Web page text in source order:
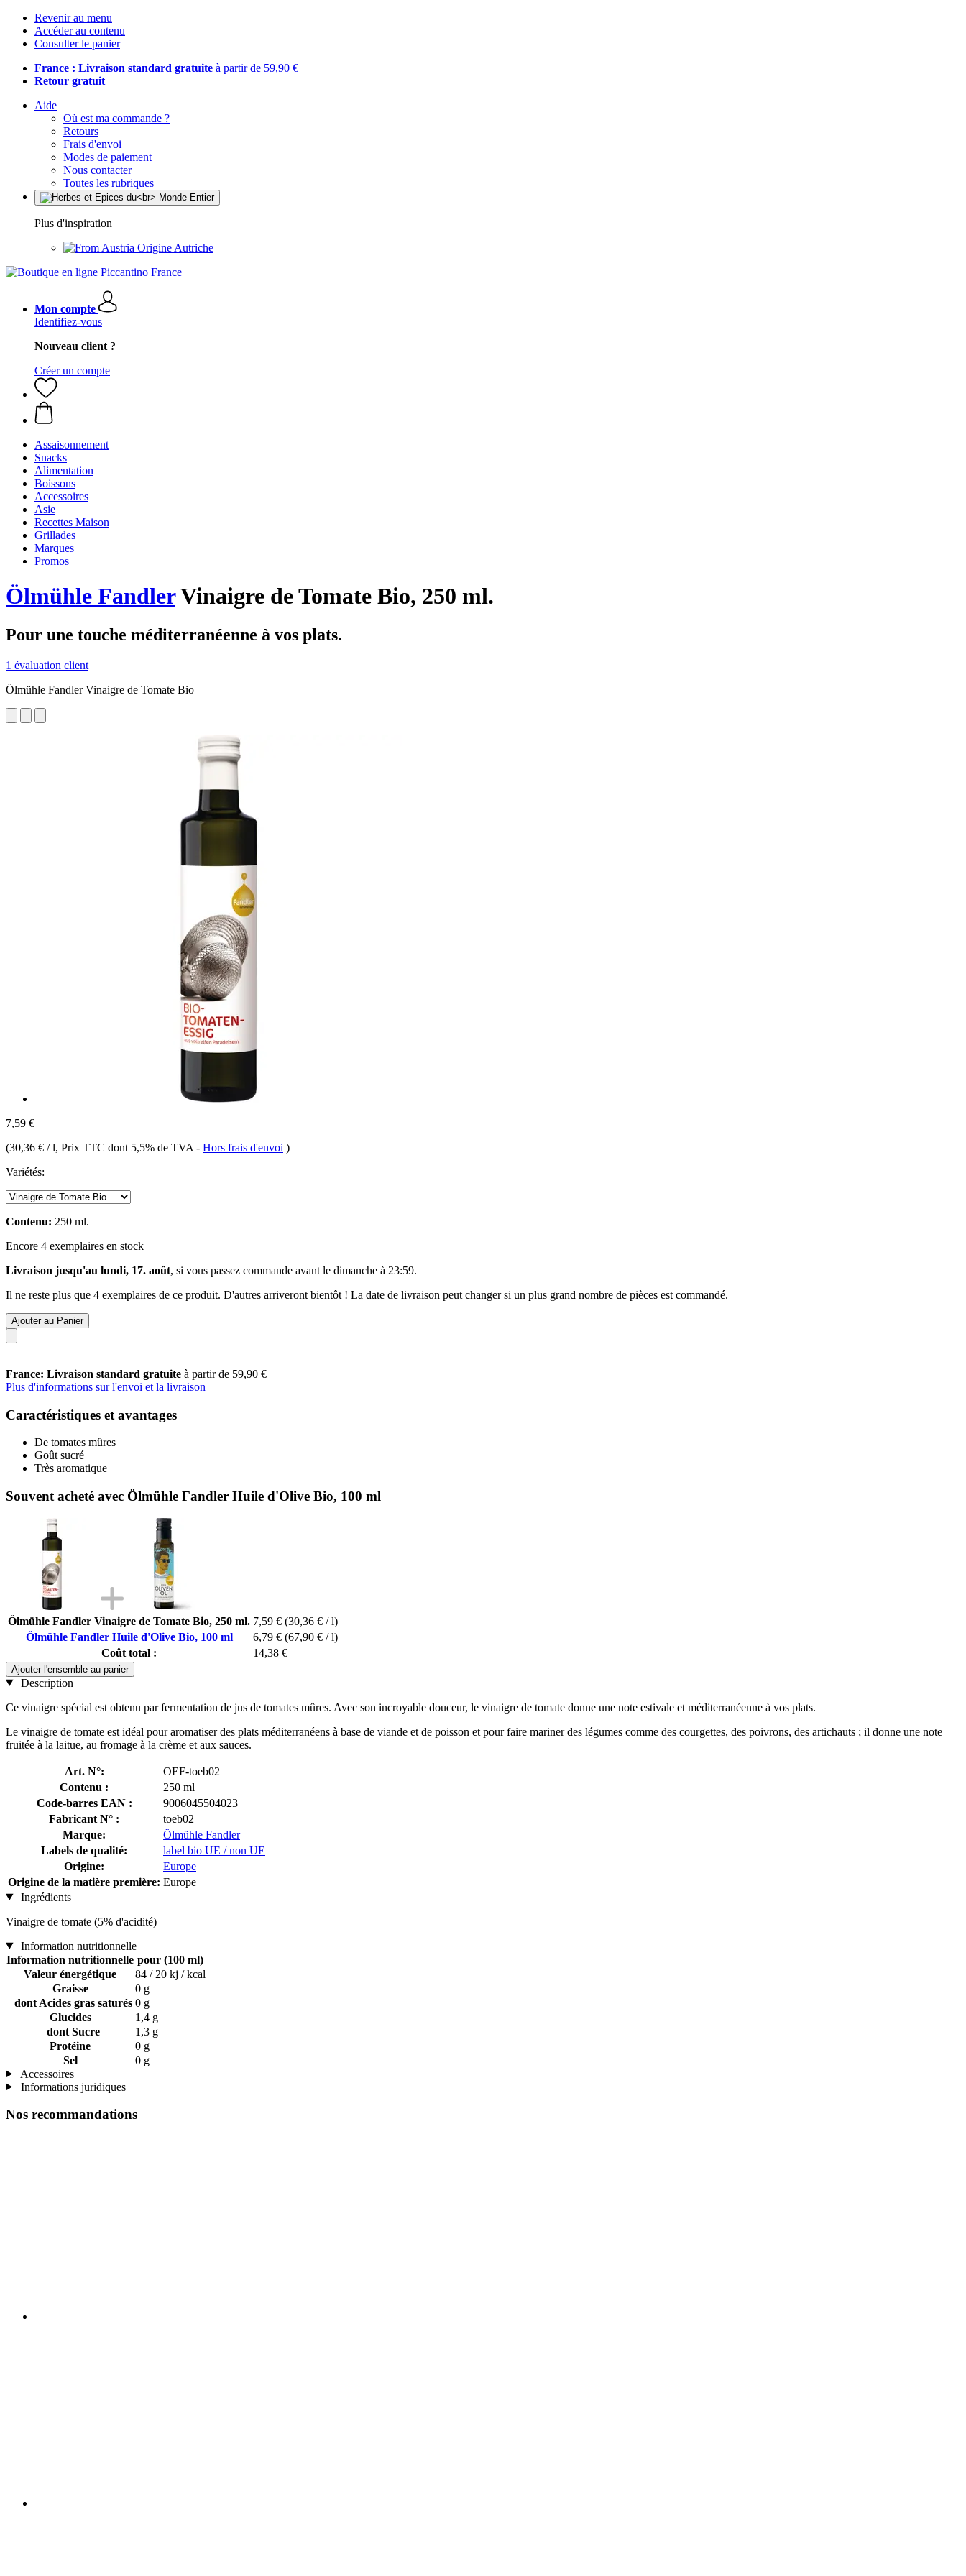
Revenir au menu
Accéder au contenu
Consulter le panier
France : Livraison standard gratuite à partir de 59,90 €
Retour gratuit
Aide
Où est ma commande ?
Retours
Frais d'envoi
Modes de paiement
Nous contacter
Toutes les rubriques
Plus d'inspiration
Origine Autriche
Mon compte
Identifiez-vous
Nouveau client ?
Créer un compte
Assaisonnement
Snacks
Alimentation
Boissons
Accessoires
Asie
Recettes Maison
Grillades
Marques
Promos
Ölmühle FandlerVinaigre de Tomate Bio, 250 ml.
Pour une touche méditerranéenne à vos plats.
1 évaluation client
Ölmühle Fandler Vinaigre de Tomate Bio
7,59 €
(30,36 € / l, Prix TTC dont 5,5% de TVA - Hors frais d'envoi )
Variétés:
Contenu: 250 ml.
Encore 4 exemplaires en stock
Livraison jusqu'au lundi, 17. août, si vous passez commande avant le dimanche à 23:59.
Il ne reste plus que 4 exemplaires de ce produit. D'autres arriveront bientôt ! La date de livraison peut changer si un plus grand nombre de pièces est commandé.
Ajouter au Panier
France: Livraison standard gratuite à partir de 59,90 €
Plus d'informations sur l'envoi et la livraison
Caractéristiques et avantages
De tomates mûres
Goût sucré
Très aromatique
Souvent acheté avec Ölmühle Fandler Huile d'Olive Bio, 100 ml
Ölmühle Fandler Vinaigre de Tomate Bio, 250 ml. 7,59 € (30,36 € / l)
Ölmühle Fandler Huile d'Olive Bio, 100 ml
6,79 € (67,90 € / l)
Coût total :
14,38 €
Ajouter l'ensemble au panier
Description
Ce vinaigre spécial est obtenu par fermentation de jus de tomates mûres. Avec son incroyable douceur, le vinaigre de tomate donne une note estivale et méditerranéenne à vos plats.
Le vinaigre de tomate est idéal pour aromatiser des plats méditerranéens à base de viande et de poisson et pour faire mariner des légumes comme des courgettes, des poivrons, des artichauts ; il donne une note
fruitée à la laitue, au fromage à la crème et aux sauces.
Art. N°:
OEF-toeb02
Contenu :
250 ml
Code-barres EAN :
9006045504023
Fabricant N° :
toeb02
Marque:
Ölmühle Fandler
Labels de qualité:
label bio UE / non UE
Origine:
Europe
Origine de la matière première: Europe
Ingrédients
Vinaigre de tomate (5% d'acidité)
Information nutritionnelle
Information nutritionnelle pour (100 ml)
Valeur énergétique
84 / 20 kj / kcal
Graisse
0 g
dont Acides gras saturés 0 g
Glucides
1,4 g
dont Sucre
1,3 g
Protéine
0 g
Sel
0 g
Accessoires
Informations juridiques
Nos recommandations